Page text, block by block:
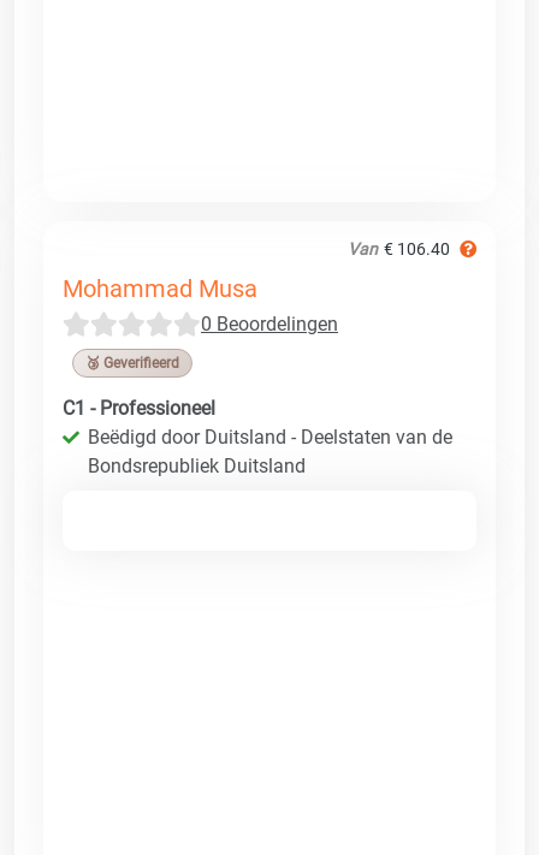
Van € 106.40
Mohammad Musa
0 Beoordelingen
🥉 Geverifieerd
C1 - Professioneel
Beëdigd door Duitsland - Deelstaten van de
Bondsrepubliek Duitsland